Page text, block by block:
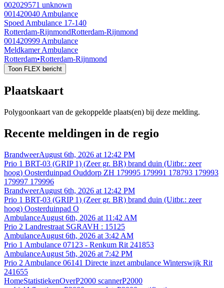
002029571 unknown
001420040 Ambulance
Spoed Ambulance 17-140
Rotterdam-RijnmondRotterdam-Rijnmond
001420999 Ambulance
Meldkamer Ambulance
Rotterdam•Rotterdam-Rijnmond
Toon FLEX bericht
Plaatskaart
Polygoonkaart van de gekoppelde plaats(en) bij deze melding.
Recente meldingen in de regio
BrandweerAugust 6th, 2026 at 12:42 PM
Prio 1 BRT-03 (GRIP 1) (Zeer gr. BR) brand duin (Uitbr.: zeer
hoog) Oosterduinpad Ouddorp ZH 179995 179991 178793 179993
179997 179996
BrandweerAugust 6th, 2026 at 12:42 PM
Prio 1 BRT-03 (GRIP 1) (Zeer gr. BR) brand duin (Uitbr.: zeer
hoog) Oosterduinpad O
AmbulanceAugust 6th, 2026 at 11:42 AM
Prio 2 Landrestraat SGRAVH : 15125
AmbulanceAugust 6th, 2026 at 3:42 AM
Prio 1 Ambulance 07123 - Renkum Rit 241853
AmbulanceAugust 5th, 2026 at 7:42 PM
Prio 2 Ambulance 06141 Directe inzet ambulance Winterswijk Rit
241655
HomeStatistiekenOverP2000 scannerP2000